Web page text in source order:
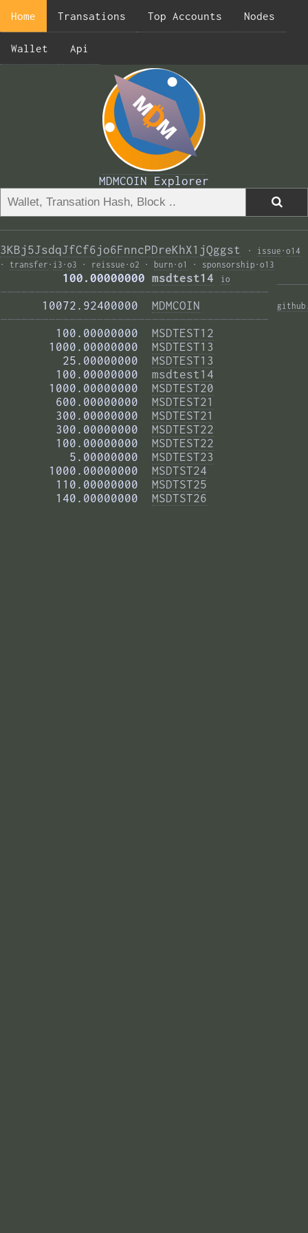
Home Transations Top Accounts Nodes
Wallet Api
MDMCOIN Explorer
3KBj5JsdqJfCf6jo6FnncPDreKhX1jQggst · issue · o14
· transfer · i3 · o3 · reissue · o2 · burn · o1 · sponsorship · o13
         100.00000000
msdtest14 io
———————————————————————————————————————
      10072.92400000
MDMCOIN
———————————————————————————————————————
        100.00000000
MSDTEST12
       1000.00000000
MSDTEST13
         25.00000000
MSDTEST13
        100.00000000
msdtest14
       1000.00000000
MSDTEST20
        600.00000000
MSDTEST21
        300.00000000
MSDTEST21
        300.00000000
MSDTEST22
        100.00000000
MSDTEST22
          5.00000000
MSDTEST23
       1000.00000000
MSDTST24
        110.00000000
MSDTST25
        140.00000000
MSDTST26